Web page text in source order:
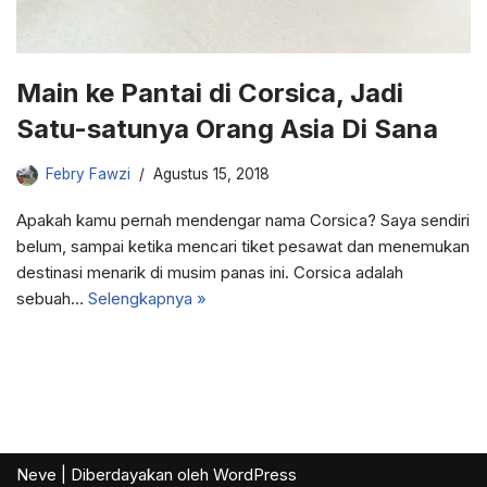
Main ke Pantai di Corsica, Jadi
Satu-satunya Orang Asia Di Sana
Febry Fawzi Agustus 15, 2018
Apakah kamu pernah mendengar nama Corsica? Saya sendiri
belum, sampai ketika mencari tiket pesawat dan menemukan
destinasi menarik di musim panas ini. Corsica adalah
sebuah… Selengkapnya »
Neve | Diberdayakan oleh WordPress